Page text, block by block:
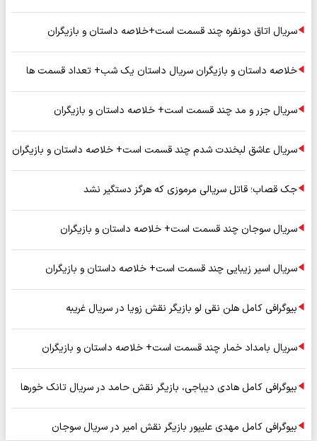
سریال اتاق دونفره چند قسمت است+خلاصه داستان و بازیگران
خلاصه داستان و بازیگران سریال داستان یک شب+ تعداد قسمت ها
سریال جزر و مد چند قسمت است+ خلاصه داستان و بازیگران
سریال عاشق لبخندت شدم چند قسمت است+ خلاصه داستان و بازیگران
جک قصاب؛ قاتل سریالی مرموزی که هرگز دستگیر نشد
سریال سوجان چند قسمت است+ خلاصه داستان و بازیگران
سریال اسیر زیبایی چند قسمت است+ خلاصه داستان و بازیگران
بیوگرافی کامل هلن نقی لو بازیگر نقش زویا در سریال غریبه
سریال بامداد خمار چند قسمت است+ خلاصه داستان و بازیگران
بیوگرافی کامل هادی دیباجی، بازیگر نقش حامد در سریال تانک خورها
بیوگرافی کامل مهدی علیپور بازیگر نقش امیر در سریال سوجان